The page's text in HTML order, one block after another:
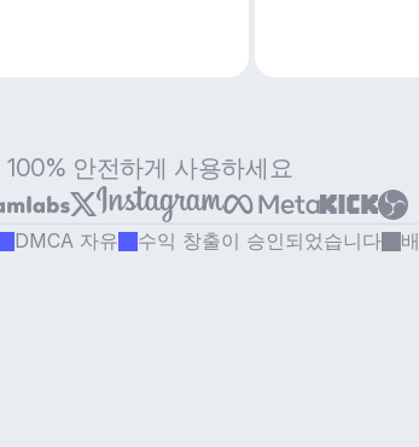
안전하게 사용하세요
DMCA 자유 수익 창출이 승인되었습니다